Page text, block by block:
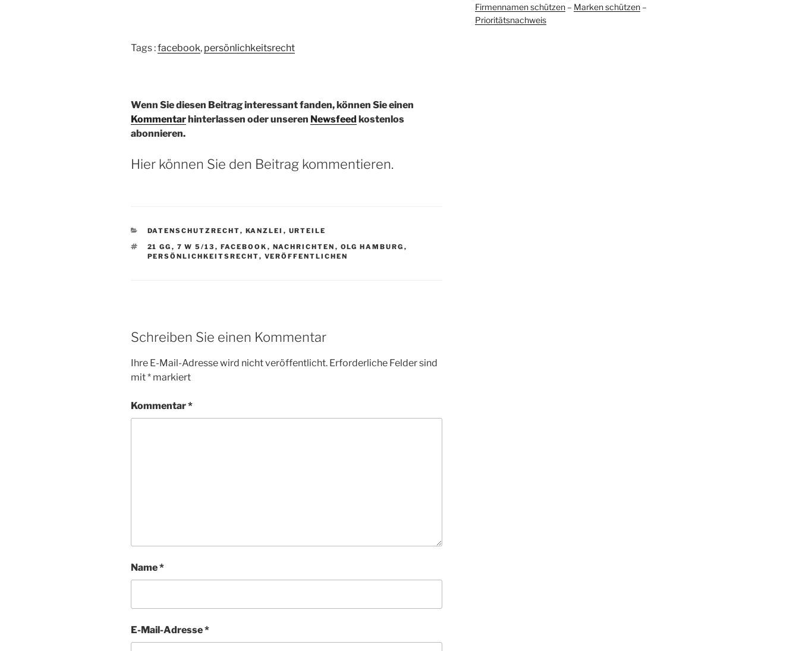
Tags :facebook, persönlichkeitsrecht
Wenn Sie diesen Beitrag interessant fanden, können Sie einen
Kommentar hinterlassen oder unseren Newsfeed kostenlos
abonnieren.
Hier können Sie den Beitrag kommentieren.
KATEGORIEN
DATENSCHUTZRECHT, KANZLEI , URTEILE
SCHLAGWÖRTER
21 GG , 7 W 5/13 , FACEBOOK , NACHRICHTEN , OLG HAMBURG ,
PERSÖNLICHKEITSRECHT, VERÖFFENTLICHEN
Schreiben Sie einen Kommentar
Ihre E-Mail-Adresse wird nicht veröffentlicht. Erforderliche Felder sind
mit* markiert
Kommentar*
Name*
E-Mail-Adresse*
Firmennamen schützen– Marken schützen–
Prioritätsnachweis